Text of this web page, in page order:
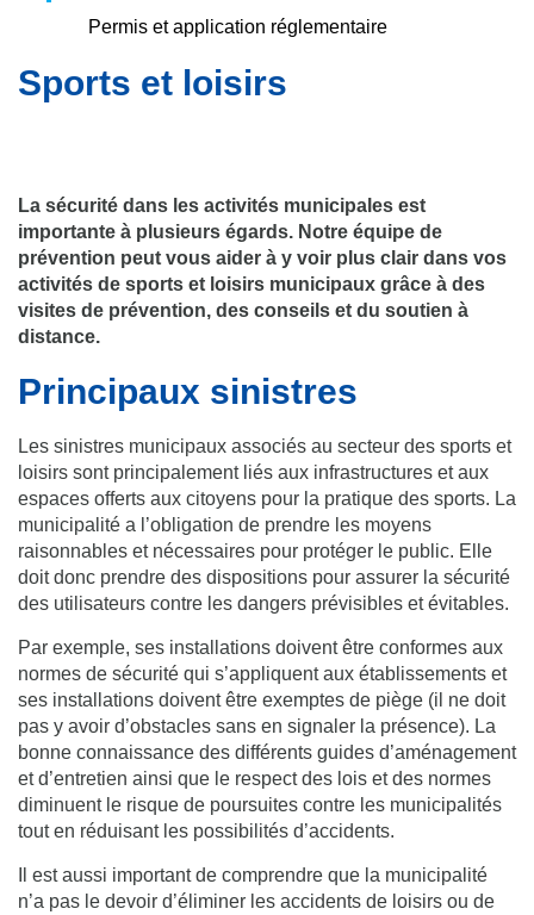
Permis et application réglementaire
Sports et loisirs
La sécurité dans les activités municipales est
importante à plusieurs égards. Notre équipe de
prévention peut vous aider à y voir plus clair dans vos
activités de sports et loisirs municipaux grâce à des
visites de prévention, des conseils et du soutien à
distance.
Principaux sinistres
Les sinistres municipaux associés au secteur des sports et
loisirs sont principalement liés aux infrastructures et aux
espaces offerts aux citoyens pour la pratique des sports. La
municipalité a l’obligation de prendre les moyens
raisonnables et nécessaires pour protéger le public. Elle
doit donc prendre des dispositions pour assurer la sécurité
des utilisateurs contre les dangers prévisibles et évitables.
Par exemple, ses installations doivent être conformes aux
normes de sécurité qui s’appliquent aux établissements et
ses installations doivent être exemptes de piège (il ne doit
pas y avoir d’obstacles sans en signaler la présence). La
bonne connaissance des différents guides d’aménagement
et d’entretien ainsi que le respect des lois et des normes
diminuent le risque de poursuites contre les municipalités
tout en réduisant les possibilités d’accidents.
Il est aussi important de comprendre que la municipalité
n’a pas le devoir d’éliminer les accidents de loisirs ou de